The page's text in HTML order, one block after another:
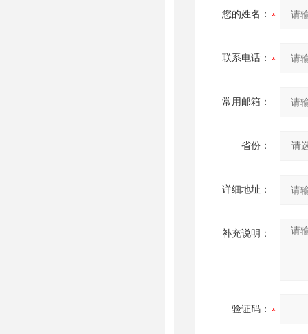
您的姓名：
联系电话：
常用邮箱：
省份：
详细地址：
补充说明：
验证码：